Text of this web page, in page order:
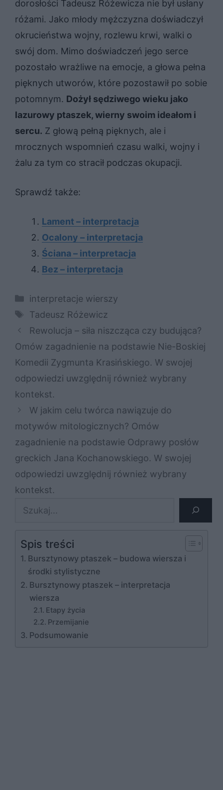
dorosłości Tadeusz Różewicza nie był usłany
różami. Jako młody mężczyzna doświadczył
okrucieństwa wojny, rozlewu krwi, walki o
swój dom. Mimo doświadczeń jego serce
pozostało wrażliwe na emocje, a głowa pełna
pięknych utworów, które pozostawił po sobie
potomnym. Dożył sędziwego wieku jako
lazurowy ptaszek, wierny swoim ideałom i
sercu. Z głową pełną pięknych, ale i
mrocznych wspomnień czasu walki, wojny i
żalu za tym co stracił podczas okupacji.
Sprawdź także:
Lament – interpretacja
Ocalony – interpretacja
Ściana – interpretacja
Bez – interpretacja
Kategorie
interpretacje wierszy
Tagi
Tadeusz Różewicz
Rewolucja – siła niszcząca czy budująca?
Omów zagadnienie na podstawie Nie-Boskiej
Komedii Zygmunta Krasińskiego. W swojej
odpowiedzi uwzględnij również wybrany
kontekst.
W jakim celu twórca nawiązuje do
motywów mitologicznych? Omów
zagadnienie na podstawie Odprawy posłów
greckich Jana Kochanowskiego. W swojej
odpowiedzi uwzględnij również wybrany
kontekst.
Szukaj
Spis treści
Bursztynowy ptaszek – budowa wiersza i
środki stylistyczne
Bursztynowy ptaszek – interpretacja
wiersza
Etapy życia
Przemijanie
Podsumowanie